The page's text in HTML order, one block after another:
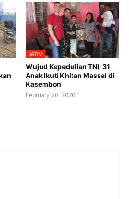
JATIM
Wujud Kepedulian TNI, 31
Anak Ikuti Khitan Massal di
Kasembon
February 20, 2026